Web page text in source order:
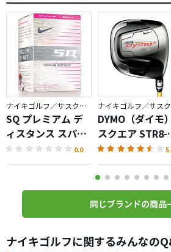
ナイキゴルフ／サスクワッチ
SQ プレミアム デ
ィスタンス スパー
クルピンク
0.0
DYMO（ダイモ）
スクエア STR8-
FIT（ストレート
ィット） ドラ
ー
同じブランドの商品
ナイキゴルフに関するみんなの